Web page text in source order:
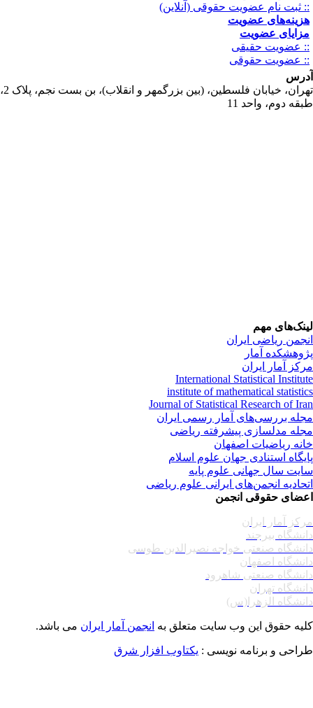
ثبت نام عضویت حقوقی (آنلاین)
عضویت
عضویت
عضویت حقیقی
عضویت حقوقی
تهران، خیابان فلسطین، (بین بزرگمهر و انقلاب)، بن بست نجم، پلاک 2،
دوم، واحد 11
مهم
ریاضی ایران
آمار
آمار ایران
International Statistical
institute of mathematical
Journal of Statistical Research of
بررسی‌های آمار رسمی ایران
مدلسازی پیشرفته ریاضی
ریاضیات اصفهان
استنادی جهان علوم اسلام
سال جهانی علوم پایه
انجمن‌های ایرانی علوم ریاضی
حقوقی انجمن
آمار ایران
بیرجند
صنعتی خواجه نصیرالدین طوسی
اصفهان
صنعتی شاهرود
تهران
الزهرا(س)
حقوق این وب سایت متعلق بهانجمن آمار ایرانمی باشد.
و برنامه نویسی : یکتاوب افزار شرق